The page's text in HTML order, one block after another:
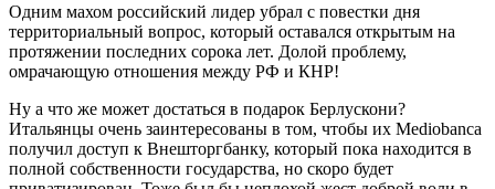
Одним махом российский лидер убрал с повестки дня
территориальный вопрос, который оставался открытым на
протяжении последних сорока лет. Долой проблему,
омрачающую отношения между РФ и КНР!
Ну а что же может достаться в подарок Берлускони?
Итальянцы очень заинтересованы в том, чтобы их Mediobanca
получил доступ к Внешторгбанку, который пока находится в
полной собственности государства, но скоро будет